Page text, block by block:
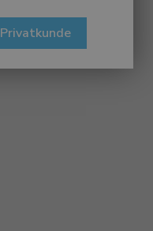
Privatkunde